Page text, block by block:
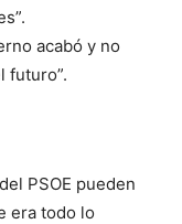
acabó y no
futuro”.
PSOE pueden
era todo lo